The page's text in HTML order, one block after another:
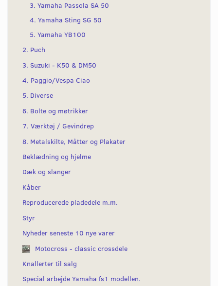
3. Yamaha Passola SA 50
4. Yamaha Sting SG 50
5. Yamaha YB100
2. Puch
3. Suzuki - K50 & DM50
4. Paggio/Vespa Ciao
5. Diverse
6. Bolte og møtrikker
7. Værktøj / Gevindrep
8. Metalskilte, Måtter og Plakater
Beklædning og hjelme
Dæk og slanger
Kåber
Reproducerede pladedele m.m.
Styr
Nyheder seneste 10 nye varer
Motocross - classic crossdele
Knallerter til salg
Special arbejde Yamaha fs1 modellen.